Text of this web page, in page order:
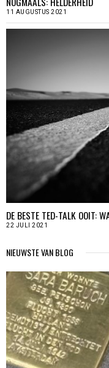
11 AUGUSTUS 2021
DE BESTE TED-TALK OOIT:
22 JULI 2021
NIEUWSTE VAN BLOG